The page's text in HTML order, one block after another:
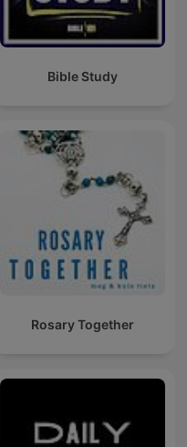
Bible Study
Rosary Together